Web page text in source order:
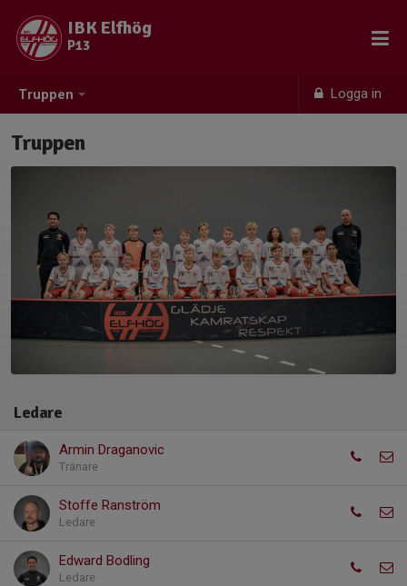
Truppen Logga in
IBK Elfhög
P13
Truppen
Ledare
Armin Draganovic
Tränare
Stoffe Ranström
Ledare
Edward Bodling
Ledare